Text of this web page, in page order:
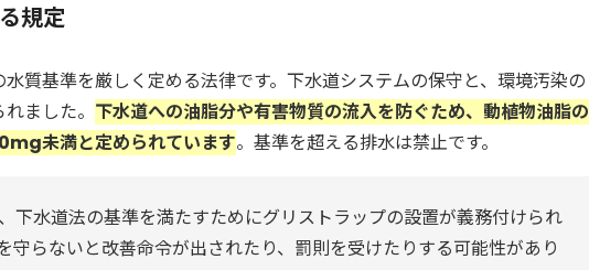
規定
質基準を厳しく定める法律です。下水道システムの保守と、環境汚染の
ました。 下水道への油脂分や有害物質の流入を防ぐため、動植物油脂の
未満と定められています。基準を超える排水は禁止です。
下水道法の基準を満たすためにグリストラップの設置が義務付けられ
守らないと改善命令が出されたり、罰則を受けたりする可能性があり